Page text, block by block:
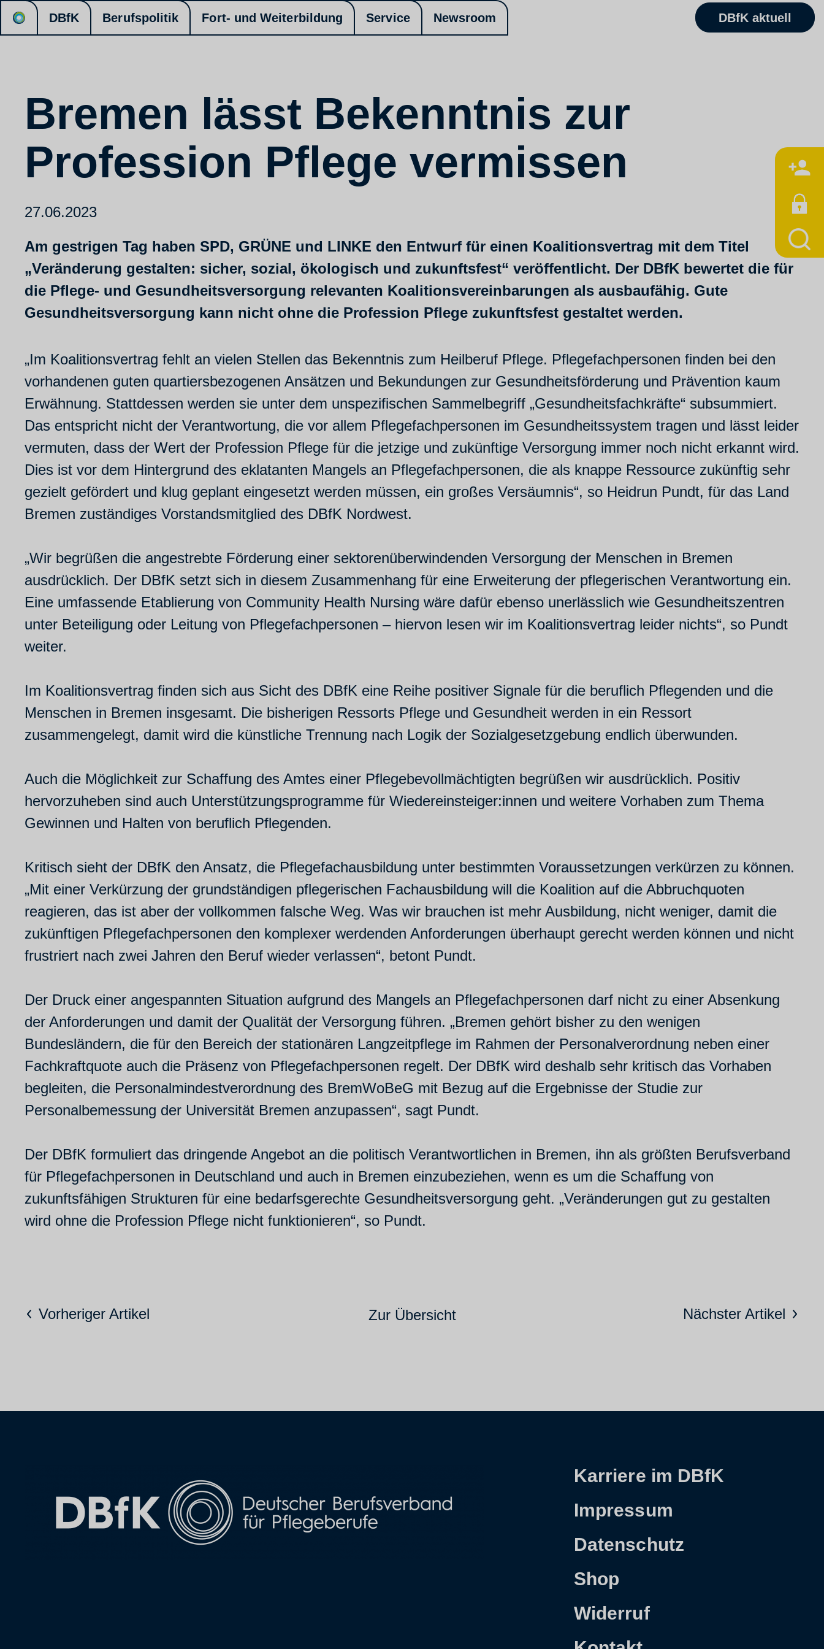
DBfK Berufspolitik Fort- und Weiterbildung Service Newsroom DBfK aktuell
Bremen lässt Bekenntnis zur
Profession Pflege vermissen
27.06.2023
Am gestrigen Tag haben SPD, GRÜNE und LINKE den Entwurf für einen Koalitionsvertrag mit dem Titel
„Veränderung gestalten: sicher, sozial, ökologisch und zukunftsfest“ veröffentlicht. Der DBfK bewertet die für
die Pflege- und Gesundheitsversorgung relevanten Koalitionsvereinbarungen als ausbaufähig. Gute
Gesundheitsversorgung kann nicht ohne die Profession Pflege zukunftsfest gestaltet werden.
„Im Koalitionsvertrag fehlt an vielen Stellen das Bekenntnis zum Heilberuf Pflege. Pflegefachpersonen finden bei den
vorhandenen guten quartiersbezogenen Ansätzen und Bekundungen zur Gesundheitsförderung und Prävention kaum
Erwähnung. Stattdessen werden sie unter dem unspezifischen Sammelbegriff „Gesundheitsfachkräfte“ subsummiert.
Das entspricht nicht der Verantwortung, die vor allem Pflegefachpersonen im Gesundheitssystem tragen und lässt leider
vermuten, dass der Wert der Profession Pflege für die jetzige und zukünftige Versorgung immer noch nicht erkannt wird.
Dies ist vor dem Hintergrund des eklatanten Mangels an Pflegefachpersonen, die als knappe Ressource zukünftig sehr
gezielt gefördert und klug geplant eingesetzt werden müssen, ein großes Versäumnis“, so Heidrun Pundt, für das Land
Bremen zuständiges Vorstandsmitglied des DBfK Nordwest.
„Wir begrüßen die angestrebte Förderung einer sektorenüberwindenden Versorgung der Menschen in Bremen
ausdrücklich. Der DBfK setzt sich in diesem Zusammenhang für eine Erweiterung der pflegerischen Verantwortung ein.
Eine umfassende Etablierung von Community Health Nursing wäre dafür ebenso unerlässlich wie Gesundheitszentren
unter Beteiligung oder Leitung von Pflegefachpersonen – hiervon lesen wir im Koalitionsvertrag leider nichts“, so Pundt
weiter.
Im Koalitionsvertrag finden sich aus Sicht des DBfK eine Reihe positiver Signale für die beruflich Pflegenden und die
Menschen in Bremen insgesamt. Die bisherigen Ressorts Pflege und Gesundheit werden in ein Ressort
zusammengelegt, damit wird die künstliche Trennung nach Logik der Sozialgesetzgebung endlich überwunden.
Auch die Möglichkeit zur Schaffung des Amtes einer Pflegebevollmächtigten begrüßen wir ausdrücklich. Positiv
hervorzuheben sind auch Unterstützungsprogramme für Wiedereinsteiger:innen und weitere Vorhaben zum Thema
Gewinnen und Halten von beruflich Pflegenden.
Kritisch sieht der DBfK den Ansatz, die Pflegefachausbildung unter bestimmten Voraussetzungen verkürzen zu können.
„Mit einer Verkürzung der grundständigen pflegerischen Fachausbildung will die Koalition auf die Abbruchquoten
reagieren, das ist aber der vollkommen falsche Weg. Was wir brauchen ist mehr Ausbildung, nicht weniger, damit die
zukünftigen Pflegefachpersonen den komplexer werdenden Anforderungen überhaupt gerecht werden können und nicht
frustriert nach zwei Jahren den Beruf wieder verlassen“, betont Pundt.
Der Druck einer angespannten Situation aufgrund des Mangels an Pflegefachpersonen darf nicht zu einer Absenkung
der Anforderungen und damit der Qualität der Versorgung führen. „Bremen gehört bisher zu den wenigen
Bundesländern, die für den Bereich der stationären Langzeitpflege im Rahmen der Personalverordnung neben einer
Fachkraftquote auch die Präsenz von Pflegefachpersonen regelt. Der DBfK wird deshalb sehr kritisch das Vorhaben
begleiten, die Personalmindestverordnung des BremWoBeG mit Bezug auf die Ergebnisse der Studie zur
Personalbemessung der Universität Bremen anzupassen“, sagt Pundt.
Der DBfK formuliert das dringende Angebot an die politisch Verantwortlichen in Bremen, ihn als größten Berufsverband
für Pflegefachpersonen in Deutschland und auch in Bremen einzubeziehen, wenn es um die Schaffung von
zukunftsfähigen Strukturen für eine bedarfsgerechte Gesundheitsversorgung geht. „Veränderungen gut zu gestalten
wird ohne die Profession Pflege nicht funktionieren“, so Pundt.
Vorheriger Artikel Zur Übersicht Nächster Artikel
Karriere im DBfK
Impressum
Datenschutz
Shop
Widerruf